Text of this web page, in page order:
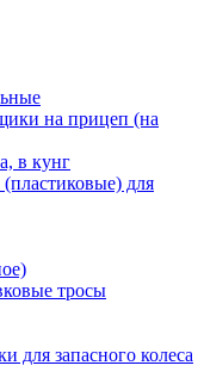
на прицеп (на
в кунг
для
тросы
для запасного колеса